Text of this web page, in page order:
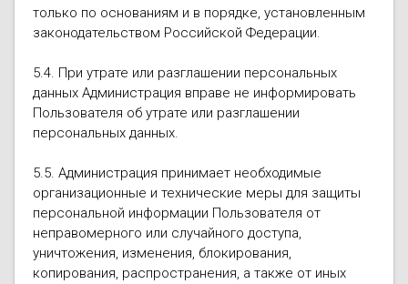
только по основаниям и в порядке, установленным
законодательством Российской Федерации.
5.4. При утрате или разглашении персональных
данных Администрация вправе не информировать
Пользователя об утрате или разглашении
персональных данных.
5.5. Администрация принимает необходимые
организационные и технические меры для защиты
персональной информации Пользователя от
неправомерного или случайного доступа,
уничтожения, изменения, блокирования,
копирования, распространения, а также от иных